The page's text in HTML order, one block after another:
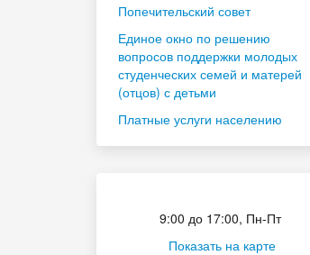
Попечительский совет
Единое окно по решению
вопросов поддержки молодых
студенческих семей и матерей
(отцов) с детьми
Платные услуги населению
9:00 до 17:00, Пн-Пт
Показать на карте